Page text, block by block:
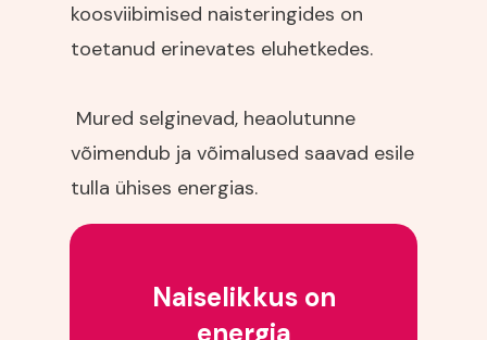
koosviibimised naisteringides on
toetanud erinevates eluhetkedes.
Mured selginevad, heaolutunne
võimendub ja võimalused saavad esile
tulla ühises energias.
Naiselikkus on
energia